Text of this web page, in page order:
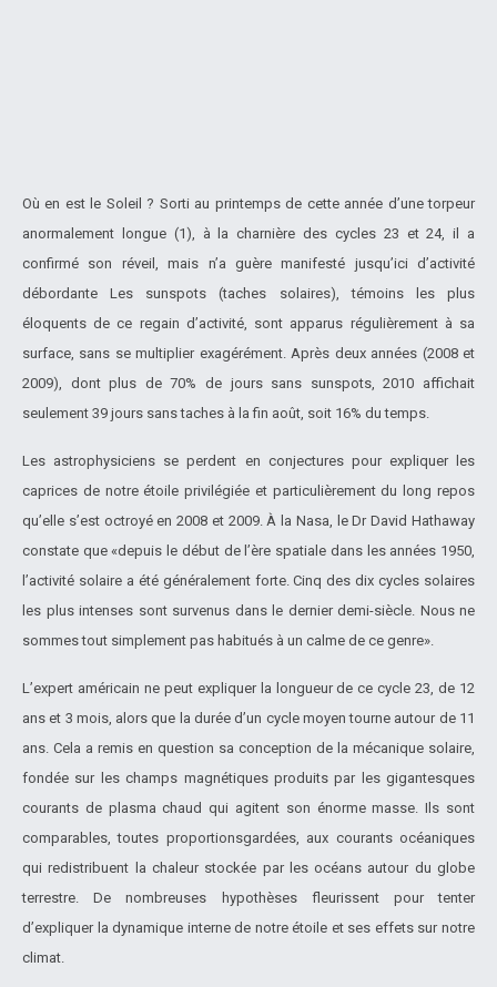
Où en est le Soleil ? Sorti au printemps de cette année d’une torpeur
anormalement longue (1), à la charnière des cycles 23 et 24, il a
confirmé son réveil, mais n’a guère manifesté jusqu’ici d’activité
débordante Les sunspots (taches solaires), témoins les plus
éloquents de ce regain d’activité, sont apparus régulièrement à sa
surface, sans se multiplier exagérément. Après deux années (2008 et
2009), dont plus de 70% de jours sans sunspots, 2010 affichait
seulement 39 jours sans taches à la fin août, soit 16% du temps.
Les astrophysiciens se perdent en conjectures pour expliquer les
caprices de notre étoile privilégiée et particulièrement du long repos
qu’elle s’est octroyé en 2008 et 2009. À la Nasa, le Dr David Hathaway
constate que «depuis le début de l’ère spatiale dans les années 1950,
l’activité solaire a été généralement forte. Cinq des dix cycles solaires
les plus intenses sont survenus dans le dernier demi-siècle. Nous ne
sommes tout simplement pas habitués à un calme de ce genre».
L’expert américain ne peut expliquer la longueur de ce cycle 23, de 12
ans et 3 mois, alors que la durée d’un cycle moyen tourne autour de 11
ans. Cela a remis en question sa conception de la mécanique solaire,
fondée sur les champs magnétiques produits par les gigantesques
courants de plasma chaud qui agitent son énorme masse. Ils sont
comparables, toutes proportionsgardées, aux courants océaniques
qui redistribuent la chaleur stockée par les océans autour du globe
terrestre. De nombreuses hypothèses fleurissent pour tenter
d’expliquer la dynamique interne de notre étoile et ses effets sur notre
climat.